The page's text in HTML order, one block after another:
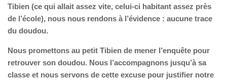
Tibien (ce qui allait assez vite, celui-ci habitant assez près
de l’école), nous nous rendons à l’évidence : aucune trace
du doudou.
Nous promettons au petit Tibien de mener l’enquête pour
retrouver son doudou. Nous l’accompagnons jusqu’à sa
classe et nous servons de cette excuse pour justifier notre